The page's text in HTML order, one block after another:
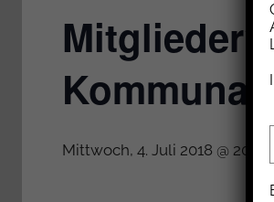
Mittwoch, 4. Juli 2018 @ 20:00